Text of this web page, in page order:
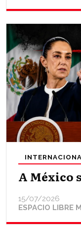
A México
ESPACIO LIBRE
15/07/2026